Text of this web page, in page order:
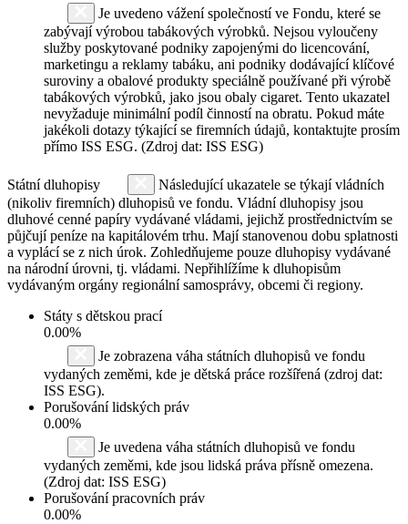
Je uvedeno vážení společností ve Fondu, které se
zabývají výrobou tabákových výrobků. Nejsou vyloučeny
služby poskytované podniky zapojenými do licencování,
marketingu a reklamy tabáku, ani podniky dodávající klíčové
suroviny a obalové produkty speciálně používané při výrobě
tabákových výrobků, jako jsou obaly cigaret. Tento ukazatel
nevyžaduje minimální podíl činností na obratu. Pokud máte
jakékoli dotazy týkající se firemních údajů, kontaktujte prosím
přímo ISS ESG. (Zdroj dat: ISS ESG)
Státní dluhopisy
Následující ukazatele se týkají vládních
(nikoliv firemních) dluhopisů ve fondu. Vládní dluhopisy jsou
dluhové cenné papíry vydávané vládami, jejichž prostřednictvím se
půjčují peníze na kapitálovém trhu. Mají stanovenou dobu splatnosti
a vyplácí se z nich úrok. Zohledňujeme pouze dluhopisy vydávané
na národní úrovni, tj. vládami. Nepřihlížíme k dluhopisům
vydávaným orgány regionální samosprávy, obcemi či regiony.
Státy s dětskou prací
0.00%
Je zobrazena váha státních dluhopisů ve fondu
vydaných zeměmi, kde je dětská práce rozšířená (zdroj dat:
ISS ESG).
Porušování lidských práv
0.00%
Je uvedena váha státních dluhopisů ve fondu
vydaných zeměmi, kde jsou lidská práva přísně omezena.
(Zdroj dat: ISS ESG)
Porušování pracovních práv
0.00%